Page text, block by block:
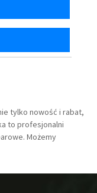
tylko nowość i rabat,
to profesjonalni
Możemy